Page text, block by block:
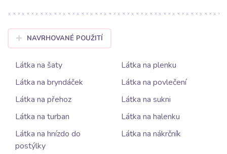
NAVRHOVANÉ POUŽITÍ
Látka na šaty
Látka na plenku
Látka na bryndáček
Látka na povlečení
Látka na přehoz
Látka na sukni
Látka na turban
Látka na halenku
Látka na hnízdo do
postýlky
Látka na nákrčník